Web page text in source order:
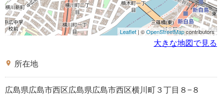
Leaflet | ©OpenStreetMapcontributors
大きな地図で見る
place 所在地
広島県広島市西区広島県広島市西区横川町３丁目８−８